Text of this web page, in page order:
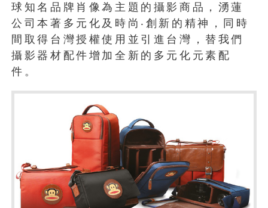
球知名品牌肖像為主題的攝影商品，湧蓮
公司本著多元化及時尚‧創新的精神，同時
間取得台灣授權使用並引進台灣，替我們
攝影器材配件增加全新的多元化元素配
件。